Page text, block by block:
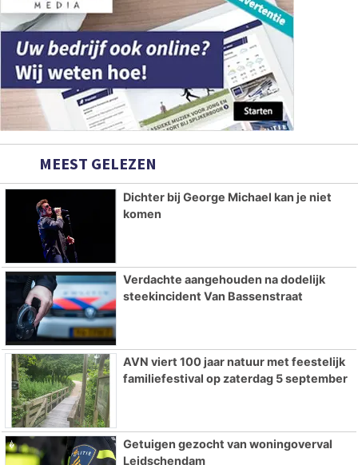
MEEST GELEZEN
Dichter bij George Michael kan je niet
komen
Verdachte aangehouden na dodelijk
steekincident Van Bassenstraat
AVN viert 100 jaar natuur met feestelijk
familiefestival op zaterdag 5 september
Getuigen gezocht van woningoverval
Leidschendam